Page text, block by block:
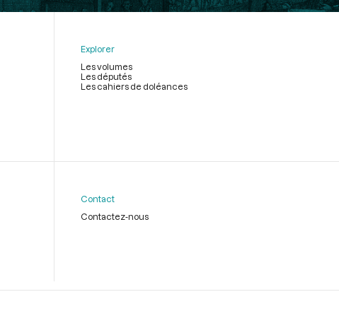
Explorer
Les volumes
Les députés
Les cahiers de doléances
Contact
Contactez-nous